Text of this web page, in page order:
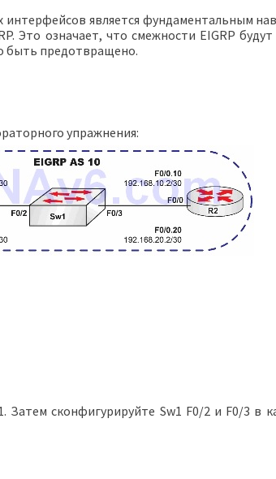
является фундаментальным
Это означает, что смежности EIGRP
быть предотвращено.
упражнения:
Затем сконфигурируйте Sw1 F0/2 и F0/3